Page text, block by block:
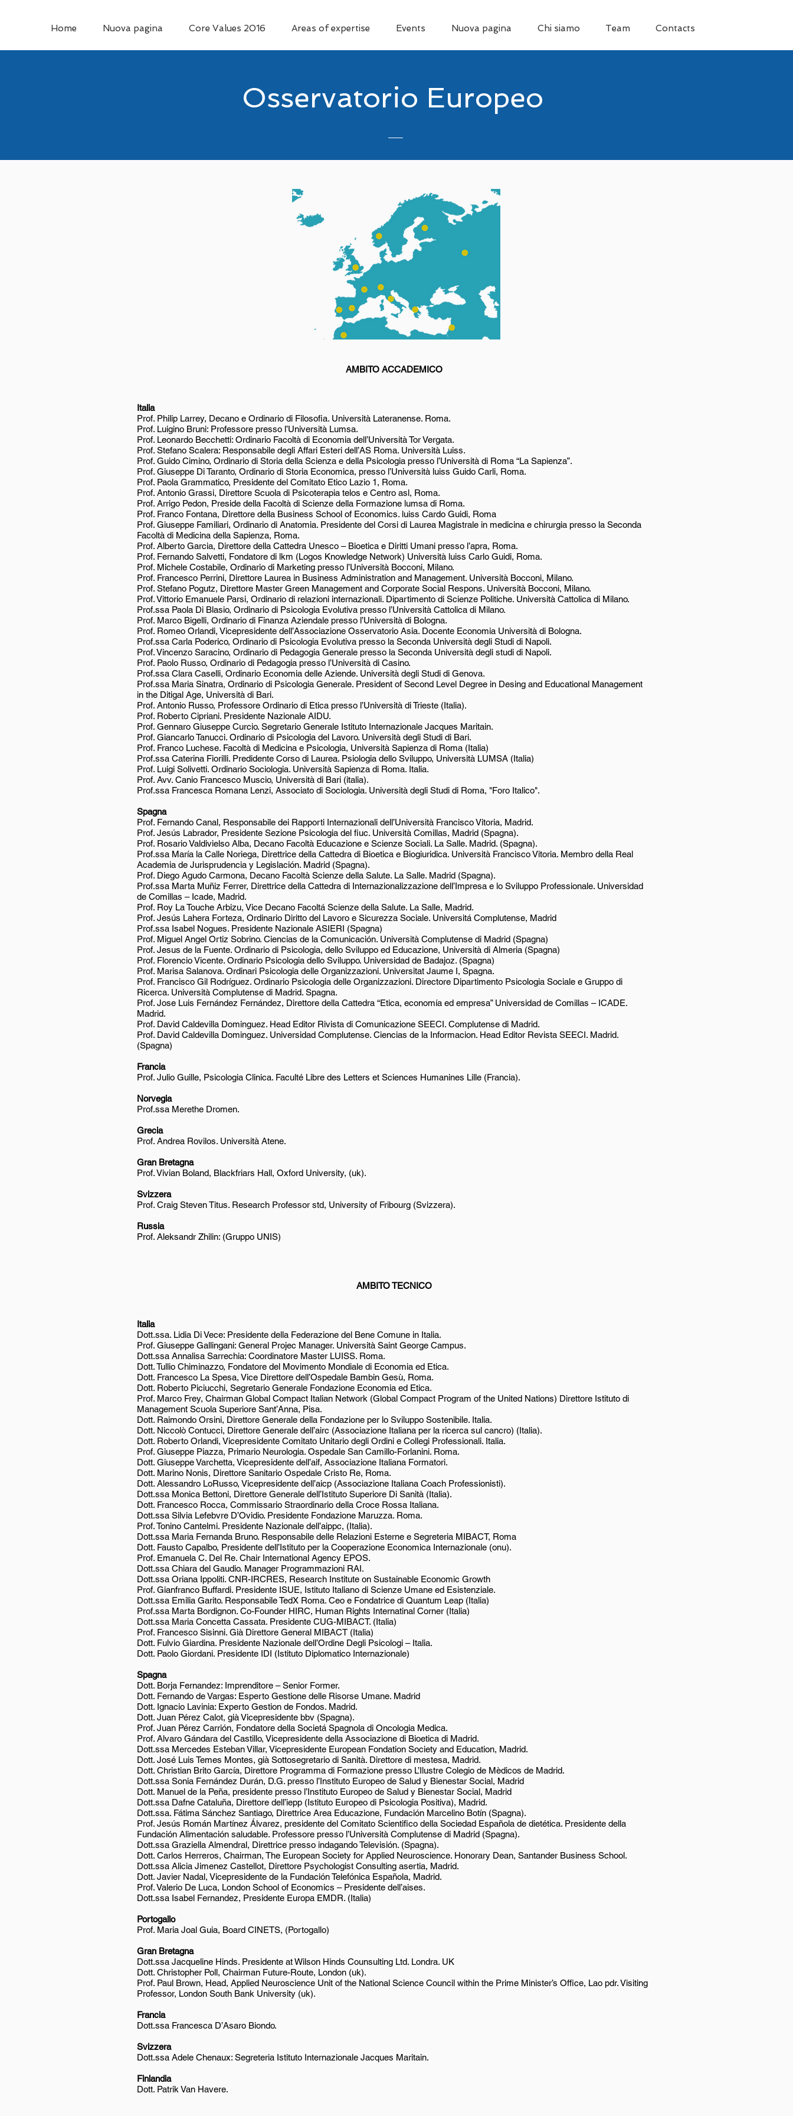
Home Nuova pagina Core Values 2016 Areas of expertise Events Nuova pagina Chi siamo Team Contacts
Osservatorio Europeo
AMBITO ACCADEMICO
Italia
Prof. Philip Larrey, Decano e Ordinario di Filosofia. Università Lateranense. Roma.
Prof. Luigino Bruni: Professore presso l’Università Lumsa.
Prof. Leonardo Becchetti: Ordinario Facoltà di Economia dell’Università Tor Vergata.
Prof. Stefano Scalera: Responsabile degli Affari Esteri dell’AS Roma. Università Luiss.
Prof. Guido Cimino, Ordinario di Storia della Scienza e della Psicologia presso l’Università di Roma “La Sapienza”.
Prof. Giuseppe Di Taranto, Ordinario di Storia Economica, presso l’Università luiss Guido Carli, Roma.
Prof. Paola Grammatico, Presidente del Comitato Etico Lazio 1, Roma.
Prof. Antonio Grassi, Direttore Scuola di Psicoterapia telos e Centro asl, Roma.
Prof. Arrigo Pedon, Preside della Facoltà di Scienze della Formazione lumsa di Roma.
Prof. Franco Fontana, Direttore della Business School of Economics. luiss Cardo Guidi, Roma
Prof. Giuseppe Familiari, Ordinario di Anatomia. Presidente del Corsi di Laurea Magistrale in medicina e chirurgia presso la Seconda
Facoltà di Medicina della Sapienza, Roma.
Prof. Alberto Garcia, Direttore della Cattedra Unesco – Bioetica e Diritti Umani presso l’apra, Roma.
Prof. Fernando Salvetti, Fondatore di lkm (Logos Knowledge Network) Università luiss Carlo Guidi, Roma.
Prof. Michele Costabile, Ordinario di Marketing presso l’Università Bocconi, Milano.
Prof. Francesco Perrini, Direttore Laurea in Business Administration and Management. Università Bocconi, Milano.
Prof. Stefano Pogutz, Direttore Master Green Management and Corporate Social Respons. Università Bocconi, Milano.
Prof. Vittorio Emanuele Parsi, Ordinario di relazioni internazionali. Dipartimento di Scienze Politiche. Università Cattolica di Milano.
Prof.ssa Paola Di Blasio, Ordinario di Psicologia Evolutiva presso l’Università Cattolica di Milano.
Prof. Marco Bigelli, Ordinario di Finanza Aziendale presso l’Università di Bologna.
Prof. Romeo Orlandi, Vicepresidente dell’Associazione Osservatorio Asia. Docente Economia Università di Bologna.
Prof.ssa Carla Poderico, Ordinario di Psicologia Evolutiva presso la Seconda Università degli Studi di Napoli.
Prof. Vincenzo Saracino, Ordinario di Pedagogia Generale presso la Seconda Università degli studi di Napoli.
Prof. Paolo Russo, Ordinario di Pedagogia presso l’Università di Casino.
Prof.ssa Clara Caselli, Ordinario Economia delle Aziende. Università degli Studi di Genova.
Prof.ssa Maria Sinatra, Ordinario di Psicologia Generale. President of Second Level Degree in Desing and Educational Management
in the Ditigal Age, Università di Bari.
Prof. Antonio Russo, Professore Ordinario di Etica presso l’Università di Trieste (Italia).
Prof. Roberto Cipriani. Presidente Nazionale AIDU.
Prof. Gennaro Giuseppe Curcio. Segretario Generale Istituto Internazionale Jacques Maritain.
Prof. Giancarlo Tanucci. Ordinario di Psicologia del Lavoro. Università degli Studi di Bari.
Prof. Franco Luchese. Facoltà di Medicina e Psicologia, Università Sapienza di Roma (Italia)
Prof.ssa Caterina Fiorilli. Predidente Corso di Laurea. Psiologia dello Sviluppo, Università LUMSA (Italia)
Prof. Luigi Solivetti. Ordinario Sociologia. Università Sapienza di Roma. Italia.
Prof. Avv. Canio Francesco Muscio, Università di Bari (italia).
Prof.ssa Francesca Romana Lenzi, Associato di Sociologia. Università degli Studi di Roma, "Foro Italico".
Spagna
Prof. Fernando Canal, Responsabile dei Rapporti Internazionali dell’Università Francisco Vitoria, Madrid.
Prof. Jesús Labrador, Presidente Sezione Psicologia del fiuc. Università Comillas, Madrid (Spagna).
Prof. Rosario Valdivielso Alba, Decano Facoltà Educazione e Scienze Sociali. La Salle. Madrid. (Spagna).
Prof.ssa María la Calle Noriega, Direttrice della Cattedra di Bioetica e Biogiuridica. Università Francisco Vitoria. Membro della Real
Academia de Jurisprudencia y Legislación. Madrid (Spagna).
Prof. Diego Agudo Carmona, Decano Facoltà Scienze della Salute. La Salle. Madrid (Spagna).
Prof.ssa Marta Muñiz Ferrer, Direttrice della Cattedra di Internazionalizzazione dell’Impresa e lo Sviluppo Professionale. Universidad
de Comillas – Icade, Madrid.
Prof. Roy La Touche Arbizu, Vice Decano Facoltá Scienze della Salute. La Salle, Madrid.
Prof. Jesús Lahera Forteza, Ordinario Diritto del Lavoro e Sicurezza Sociale. Universitá Complutense, Madrid
Prof.ssa Isabel Nogues. Presidente Nazionale ASIERI (Spagna)
Prof. Miguel Angel Ortiz Sobrino. Ciencias de la Comunicación. Università Complutense di Madrid (Spagna)
Prof. Jesus de la Fuente. Ordinario di Psicologia, dello Sviluppo ed Educazione, Università di Almeria (Spagna)
Prof. Florencio Vicente. Ordinario Psicologia dello Sviluppo. Universidad de Badajoz. (Spagna)
Prof. Marisa Salanova. Ordinari Psicologia delle Organizzazioni. Universitat Jaume I, Spagna.
Prof. Francisco Gil Rodríguez. Ordinario Psicologia delle Organizzazioni. Directore Dipartimento Psicologia Sociale e Gruppo di
Ricerca. Università Complutense di Madrid. Spagna.
Prof. Jose Luis Fernández Fernández, Direttore della Cattedra “Etica, economía ed empresa” Universidad de Comillas – ICADE.
Madrid.
Prof. David Caldevilla Dominguez. Head Editor Rivista di Comunicazione SEECI. Complutense di Madrid.
Prof. David Caldevilla Dominguez. Universidad Complutense. Ciencias de la Informacion. Head Editor Revista SEECI. Madrid.
(Spagna)
Francia
Prof. Julio Guille, Psicologia Clinica. Faculté Libre des Letters et Sciences Humanines Lille (Francia).
Norvegia
Prof.ssa Merethe Dromen.
Grecia
Prof. Andrea Rovilos. Università Atene.
Gran Bretagna
Prof. Vivian Boland, Blackfriars Hall, Oxford University, (uk).
Svizzera
Prof. Craig Steven Titus. Research Professor std, University of Fribourg (Svizzera).
Russia
Prof. Aleksandr Zhilin: (Gruppo UNIS)
AMBITO TECNICO
Italia
Dott.ssa. Lidia Di Vece: Presidente della Federazione del Bene Comune in Italia.
Prof. Giuseppe Gallingani: General Projec Manager. Università Saint George Campus.
Dott.ssa Annalisa Sarrechia: Coordinatore Master LUISS. Roma.
Dott. Tullio Chiminazzo, Fondatore del Movimento Mondiale di Economia ed Etica.
Dott. Francesco La Spesa, Vice Direttore dell’Ospedale Bambin Gesù, Roma.
Dott. Roberto Piciucchi, Segretario Generale Fondazione Economia ed Etica.
Prof. Marco Frey, Chairman Global Compact Italian Network (Global Compact Program of the United Nations) Direttore Istituto di
Management Scuola Superiore Sant’Anna, Pisa.
Dott. Raimondo Orsini, Direttore Generale della Fondazione per lo Sviluppo Sostenibile. Italia.
Dott. Niccolò Contucci, Direttore Generale dell’airc (Associazione Italiana per la ricerca sul cancro) (Italia).
Dott. Roberto Orlandi, Vicepresidente Comitato Unitario degli Ordini e Collegi Professionali. Italia.
Prof. Giuseppe Piazza, Primario Neurologia. Ospedale San Camillo-Forlanini. Roma.
Dott. Giuseppe Varchetta, Vicepresidente dell’aif, Associazione Italiana Formatori.
Dott. Marino Nonis, Direttore Sanitario Ospedale Cristo Re, Roma.
Dott. Alessandro LoRusso, Vicepresidente dell’aicp (Associazione Italiana Coach Professionisti).
Dott.ssa Monica Bettoni, Direttore Generale dell’Istituto Superiore Di Sanità (Italia).
Dott. Francesco Rocca, Commissario Straordinario della Croce Rossa Italiana.
Dott.ssa Silvia Lefebvre D’Ovidio. Presidente Fondazione Maruzza. Roma.
Prof. Tonino Cantelmi. Presidente Nazionale dell’aippc, (Italia).
Dott.ssa Maria Fernanda Bruno. Responsabile delle Relazioni Esterne e Segreteria MIBACT, Roma
Dott. Fausto Capalbo, Presidente dell’Istituto per la Cooperazione Economica Internazionale (onu).
Prof. Emanuela C. Del Re. Chair International Agency EPOS.
Dott.ssa Chiara del Gaudio. Manager Programmazioni RAI.
Dott.ssa Oriana Ippoliti. CNR-IRCRES, Research Institute on Sustainable Economic Growth
Prof. Gianfranco Buffardi. Presidente ISUE, Istituto Italiano di Scienze Umane ed Esistenziale.
Dott.ssa Emilia Garito. Responsabile TedX Roma. Ceo e Fondatrice di Quantum Leap (Italia)
Prof.ssa Marta Bordignon. Co-Founder HIRC, Human Rights Internatinal Corner (Italia)
Dott.ssa Maria Concetta Cassata. Presidente CUG-MIBACT. (Italia)
Prof. Francesco Sisinni. Già Direttore General MIBACT (Italia)
Dott. Fulvio Giardina. Presidente Nazionale dell’Ordine Degli Psicologi – Italia.
Dott. Paolo Giordani. Presidente IDI (Istituto Diplomatico Internazionale)
Spagna
Dott. Borja Fernandez: Imprenditore – Senior Former.
Dott. Fernando de Vargas: Esperto Gestione delle Risorse Umane. Madrid
Dott. Ignacio Lavinia: Experto Gestion de Fondos. Madrid.
Dott. Juan Pérez Calot, già Vicepresidente bbv (Spagna).
Prof. Juan Pérez Carrión, Fondatore della Societá Spagnola di Oncologia Medica.
Prof. Alvaro Gándara del Castillo, Vicepresidente della Associazione di Bioetica di Madrid.
Dott.ssa Mercedes Esteban Villar, Vicepresidente European Fondation Society and Education, Madrid.
Dott. José Luis Temes Montes, già Sottosegretario di Sanità. Direttore di mestesa, Madrid.
Dott. Christian Brito García, Direttore Programma di Formazione presso L’Ilustre Colegio de Mèdicos de Madrid.
Dott.ssa Sonia Fernández Durán, D.G. presso l’Instituto Europeo de Salud y Bienestar Social, Madrid
Dott. Manuel de la Peña, presidente presso l’Instituto Europeo de Salud y Bienestar Social, Madrid
Dott.ssa Dafne Cataluña, Direttore dell’iepp (Istituto Europeo di Psicologia Positiva), Madrid.
Dott.ssa. Fátima Sánchez Santiago, Direttrice Area Educazione, Fundación Marcelino Botín (Spagna).
Prof. Jesús Román Martínez Álvarez, presidente del Comitato Scientifico della Sociedad Española de dietética. Presidente della
Fundación Alimentación saludable. Professore presso l’Università Complutense di Madrid (Spagna).
Dott.ssa Graziella Almendral, Direttrice presso indagando Televisión. (Spagna).
Dott. Carlos Herreros, Chairman, The European Society for Applied Neuroscience. Honorary Dean, Santander Business School.
Dott.ssa Alicia Jimenez Castellot, Direttore Psychologist Consulting asertia, Madrid.
Dott. Javier Nadal, Vicepresidente de la Fundación Telefónica Española, Madrid.
Prof. Valerio De Luca, London School of Economics – Presidente dell’aises.
Dott.ssa Isabel Fernandez, Presidente Europa EMDR. (Italia)
Portogallo
Prof. Maria Joal Guia, Board CINETS, (Portogallo)
Gran Bretagna
Dott.ssa Jacqueline Hinds. Presidente at Wilson Hinds Counsulting Ltd. Londra. UK
Dott. Christopher Poll, Chairman Future-Route, London (uk).
Prof. Paul Brown, Head, Applied Neuroscience Unit of the National Science Council within the Prime Minister’s Office, Lao pdr. Visiting
Professor, London South Bank University (uk).
Francia
Dott.ssa Francesca D’Asaro Biondo.
Svizzera
Dott.ssa Adele Chenaux: Segreteria Istituto Internazionale Jacques Maritain.
Finlandia
Dott. Patrik Van Havere.